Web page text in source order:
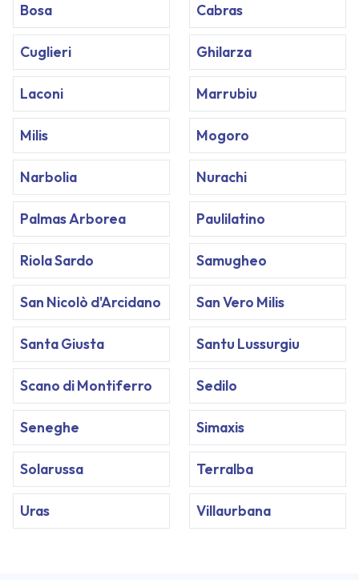
Bosa Cabras
Cuglieri Ghilarza
Laconi Marrubiu
Milis Mogoro
Narbolia Nurachi
Palmas Arborea Paulilatino
Riola Sardo Samugheo
San Nicolò d'Arcidano San Vero Milis
Santa Giusta Santu Lussurgiu
Scano di Montiferro Sedilo
Seneghe Simaxis
Solarussa Terralba
Uras Villaurbana